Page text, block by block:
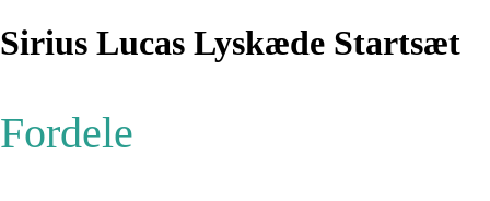
Sirius Lucas Lyskæde Startsæt
Fordele